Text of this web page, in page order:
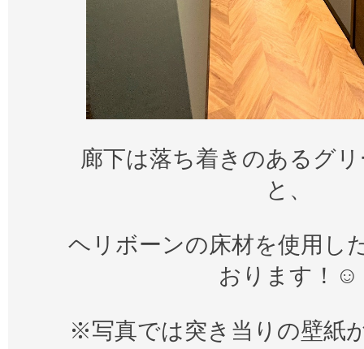
廊下は落ち着きのあるグ
と、
ヘリボーンの床材を使用し
おります！☺
※写真では突き当りの壁紙